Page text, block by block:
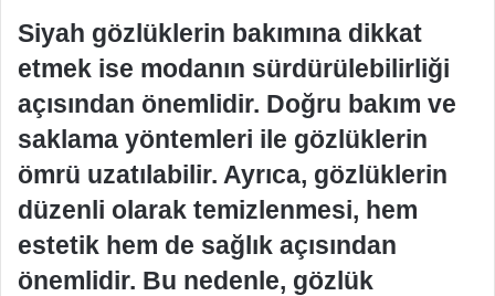
Siyah gözlüklerin bakımına dikkat
etmek ise modanın sürdürülebilirliği
açısından önemlidir. Doğru bakım ve
saklama yöntemleri ile gözlüklerin
ömrü uzatılabilir. Ayrıca, gözlüklerin
düzenli olarak temizlenmesi, hem
estetik hem de sağlık açısından
önemlidir. Bu nedenle, gözlük